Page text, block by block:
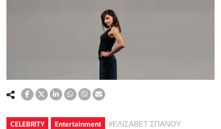
CELEBRITY Entertainment #ΕΛΙΣΑΒΕΤ ΣΠΑΝΟΥ